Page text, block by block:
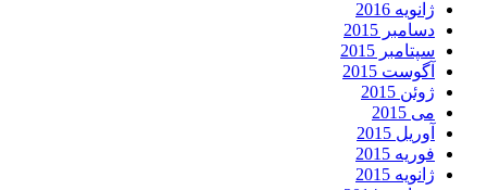
ژانویه 2016
دسامبر 2015
سپتامبر 2015
آگوست 2015
ژوئن 2015
می 2015
آوریل 2015
فوریه 2015
ژانویه 2015